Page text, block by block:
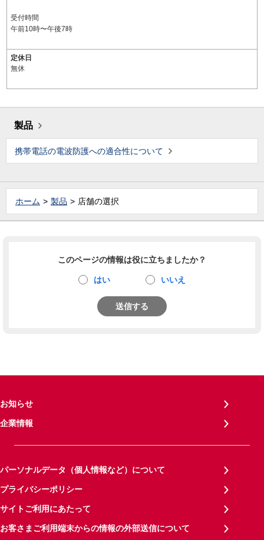
受付時間
午前10時〜午後7時
定休日
無休
製品
携帯電話の電波防護への適合性について
ホーム 製品 店舗の選択
このページの情報は役に立ちましたか？
はい いいえ
送信する
お知らせ
企業情報
パーソナルデータ（個人情報など）について
プライバシーポリシー
サイトご利用にあたって
お客さまご利用端末からの情報の外部送信について